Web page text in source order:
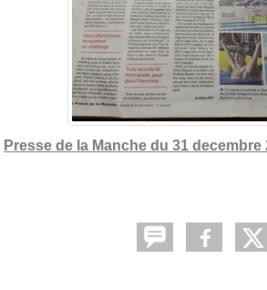
Presse de la Manche du 31 decembre